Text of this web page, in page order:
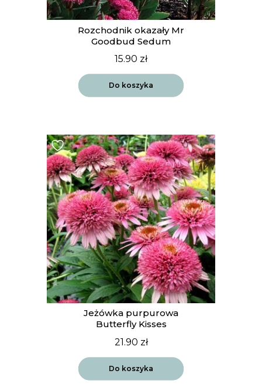
Rozchodnik okazały Mr
Goodbud Sedum
15.90 zł
Do koszyka
Jeżówka purpurowa
Butterfly Kisses
21.90 zł
Do koszyka